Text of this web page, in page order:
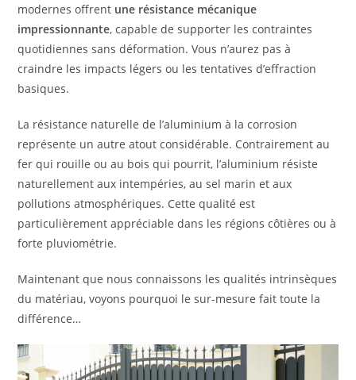
modernes offrent une résistance mécanique
impressionnante, capable de supporter les contraintes
quotidiennes sans déformation. Vous n’aurez pas à
craindre les impacts légers ou les tentatives d’effraction
basiques.
La résistance naturelle de l’aluminium à la corrosion
représente un autre atout considérable. Contrairement au
fer qui rouille ou au bois qui pourrit, l’aluminium résiste
naturellement aux intempéries, au sel marin et aux
pollutions atmosphériques. Cette qualité est
particulièrement appréciable dans les régions côtières ou à
forte pluviométrie.
Maintenant que nous connaissons les qualités intrinsèques
du matériau, voyons pourquoi le sur-mesure fait toute la
différence…